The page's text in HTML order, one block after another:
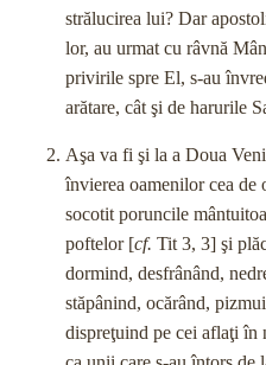
strălucirea lui? Dar
lor, au urmat cu râvnă
privirile spre El, s-au
arătare, cât şi de harurile
Aşa va fi şi la a Doua
învierea oamenilor cea de
socotit poruncile
pofte­lor [cf. Tit 3, 3] şi
dormind, des­frânând,
stăpânind, ocărând,
dispreţuind pe cei aflaţi